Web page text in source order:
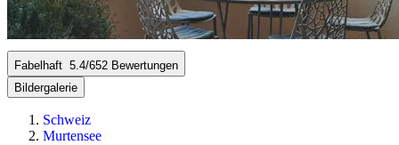
Fabelhaft 5.4/652 Bewertungen
Bildergalerie
Schweiz
Murtensee